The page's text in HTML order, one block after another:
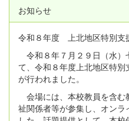
お知らせ
令和８年度 上北地区特別支
令和８年７月２９日（水）
て、令和８年度上北地区特別
が行われました。
会場には、本校教員を含む
祉関係者等が参集し、オン